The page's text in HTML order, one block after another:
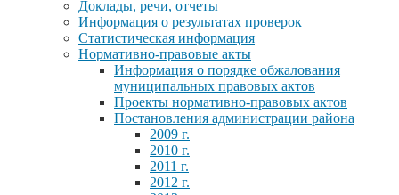
Доклады, речи, отчеты
Информация о результатах проверок
Статистическая информация
Нормативно-правовые акты
Информация о порядке обжалования
муниципальных правовых актов
Проекты нормативно-правовых актов
Постановления администрации района
2009 г.
2010 г.
2011 г.
2012 г.